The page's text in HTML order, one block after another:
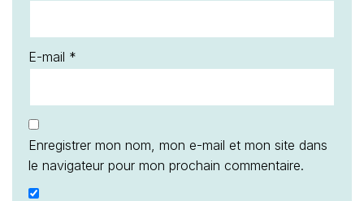
E-mail *
Enregistrer mon nom, mon e-mail et mon site dans
le navigateur pour mon prochain commentaire.